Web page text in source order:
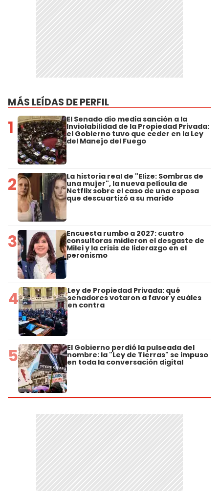
MÁS LEÍDAS DE PERFIL
1 El Senado dio media sanción a la
Inviolabilidad de la Propiedad Privada:
el Gobierno tuvo que ceder en la Ley
del Manejo del Fuego
2 La historia real de "Elize: Sombras de
una mujer", la nueva película de
Netflix sobre el caso de una esposa
que descuartizó a su marido
3 Encuesta rumbo a 2027: cuatro
consultoras midieron el desgaste de
Milei y la crisis de liderazgo en el
peronismo
4 Ley de Propiedad Privada: qué
senadores votaron a favor y cuáles
en contra
5 El Gobierno perdió la pulseada del
nombre: la "Ley de Tierras" se impuso
en toda la conversación digital